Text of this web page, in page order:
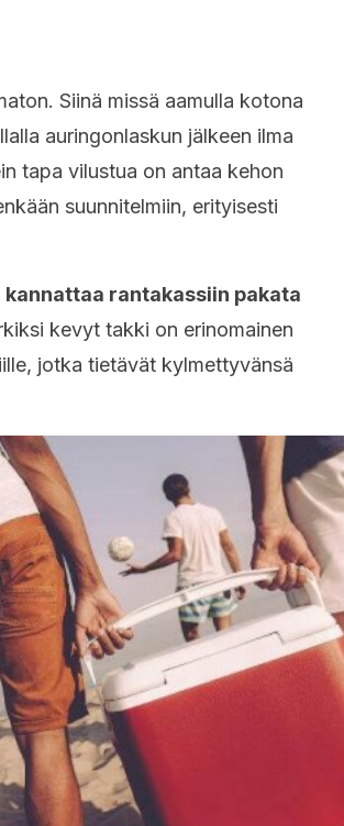
Siinä missä aamulla kotona
auringonlaskun jälkeen ilma
tapa vilustua on antaa kehon
suunnitelmiin, erityisesti
kannattaa rantakassiin pakata
kevyt takki on erinomainen
jotka tietävät kylmettyvänsä